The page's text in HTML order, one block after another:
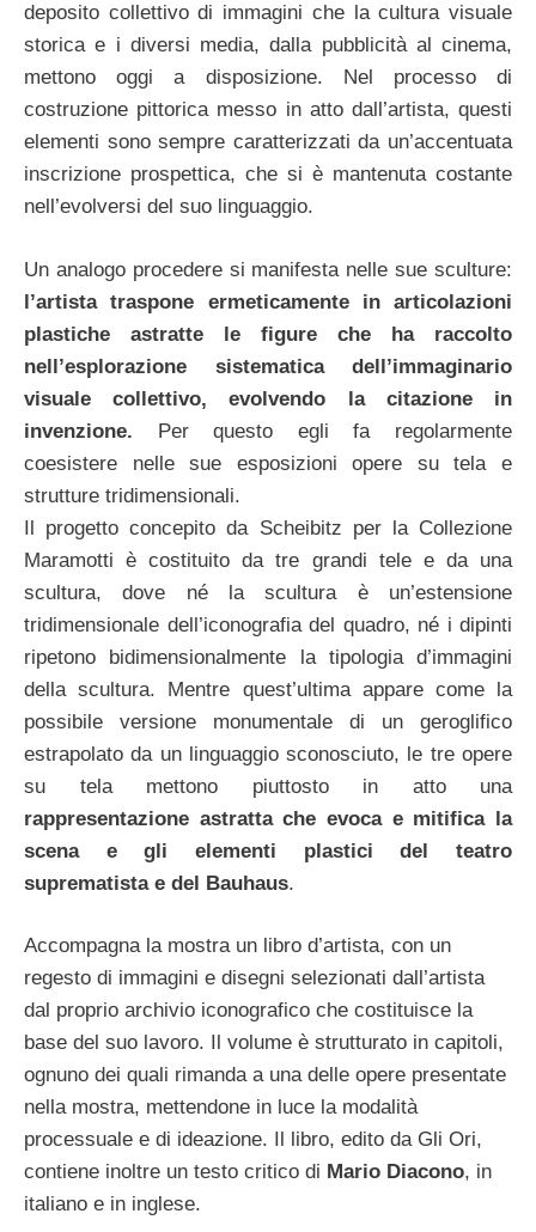
deposito collettivo di immagini che la cultura visuale
storica e i diversi media, dalla pubblicità al cinema,
mettono oggi a disposizione. Nel processo di
costruzione pittorica messo in atto dall’artista, questi
elementi sono sempre caratterizzati da un’accentuata
inscrizione prospettica, che si è mantenuta costante
nell’evolversi del suo linguaggio.
Un analogo procedere si manifesta nelle sue sculture:
l’artista traspone ermeticamente in articolazioni
plastiche astratte le figure che ha raccolto
nell’esplorazione sistematica dell’immaginario
visuale collettivo, evolvendo la citazione in
invenzione. Per questo egli fa regolarmente
coesistere nelle sue esposizioni opere su tela e
strutture tridimensionali.
Il progetto concepito da Scheibitz per la Collezione
Maramotti è costituito da tre grandi tele e da una
scultura, dove né la scultura è un’estensione
tridimensionale dell’iconografia del quadro, né i dipinti
ripetono bidimensionalmente la tipologia d’immagini
della scultura. Mentre quest’ultima appare come la
possibile versione monumentale di un geroglifico
estrapolato da un linguaggio sconosciuto, le tre opere
su tela mettono piuttosto in atto una
rappresentazione astratta che evoca e mitifica la
scena e gli elementi plastici del teatro
suprematista e del Bauhaus.
Accompagna la mostra un libro d’artista, con un
regesto di immagini e disegni selezionati dall’artista
dal proprio archivio iconografico che costituisce la
base del suo lavoro. Il volume è strutturato in capitoli,
ognuno dei quali rimanda a una delle opere presentate
nella mostra, mettendone in luce la modalità
processuale e di ideazione. Il libro, edito da Gli Ori,
contiene inoltre un testo critico di Mario Diacono, in
italiano e in inglese.